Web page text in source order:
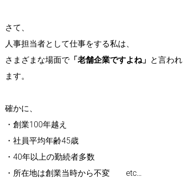
さて、
人事担当者として仕事をする私は、
さまざまな場面で「老舗企業ですよね」 と言われ
ます。
確かに、
・創業100年越え
・社員平均年齢45歳
・40年以上の勤続者多数
・所在地は創業当時から不変 etc…